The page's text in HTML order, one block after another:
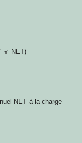
㎡ NET)
NET à la charge